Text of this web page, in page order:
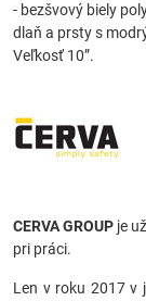
- bezšvový biely
dlaň a prsty s
Veľkosť 10”.
CERVA GROUP je
pri práci.
Len v roku 2017 v